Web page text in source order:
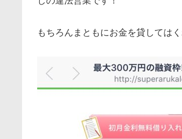
もちろんまともにお金を貸してはく